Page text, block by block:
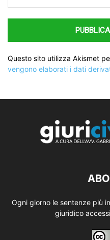
Questo sito utilizza Akismet
vengono elaborati i dati
Ogni giorno le sentenze più
giuridico